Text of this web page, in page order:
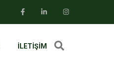
İLETIŞIM